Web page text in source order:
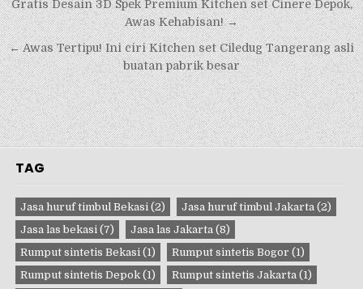
pos
Gratis Desain 3D Spek Premium Kitchen set Cinere Depok,
Awas Kehabisan! →
← Awas Tertipu! Ini ciri Kitchen set Ciledug Tangerang asli
buatan pabrik besar
TAG
Jasa huruf timbul Bekasi (2) Jasa huruf timbul Jakarta (2)
Jasa las bekasi (7) Jasa las Jakarta (8)
Rumput sintetis Bekasi (1) Rumput sintetis Bogor (1)
Rumput sintetis Depok (1) Rumput sintetis Jakarta (1)